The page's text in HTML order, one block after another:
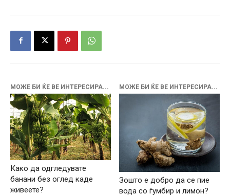
МОЖЕ БИ ЌЕ ВЕ ИНТЕРЕСИРА...
Како да одгледувате
банани без оглед каде
живеете?
МОЖЕ БИ ЌЕ ВЕ ИНТЕРЕСИРА...
Зошто е добро да се пие
вода со ѓумбир и лимон?